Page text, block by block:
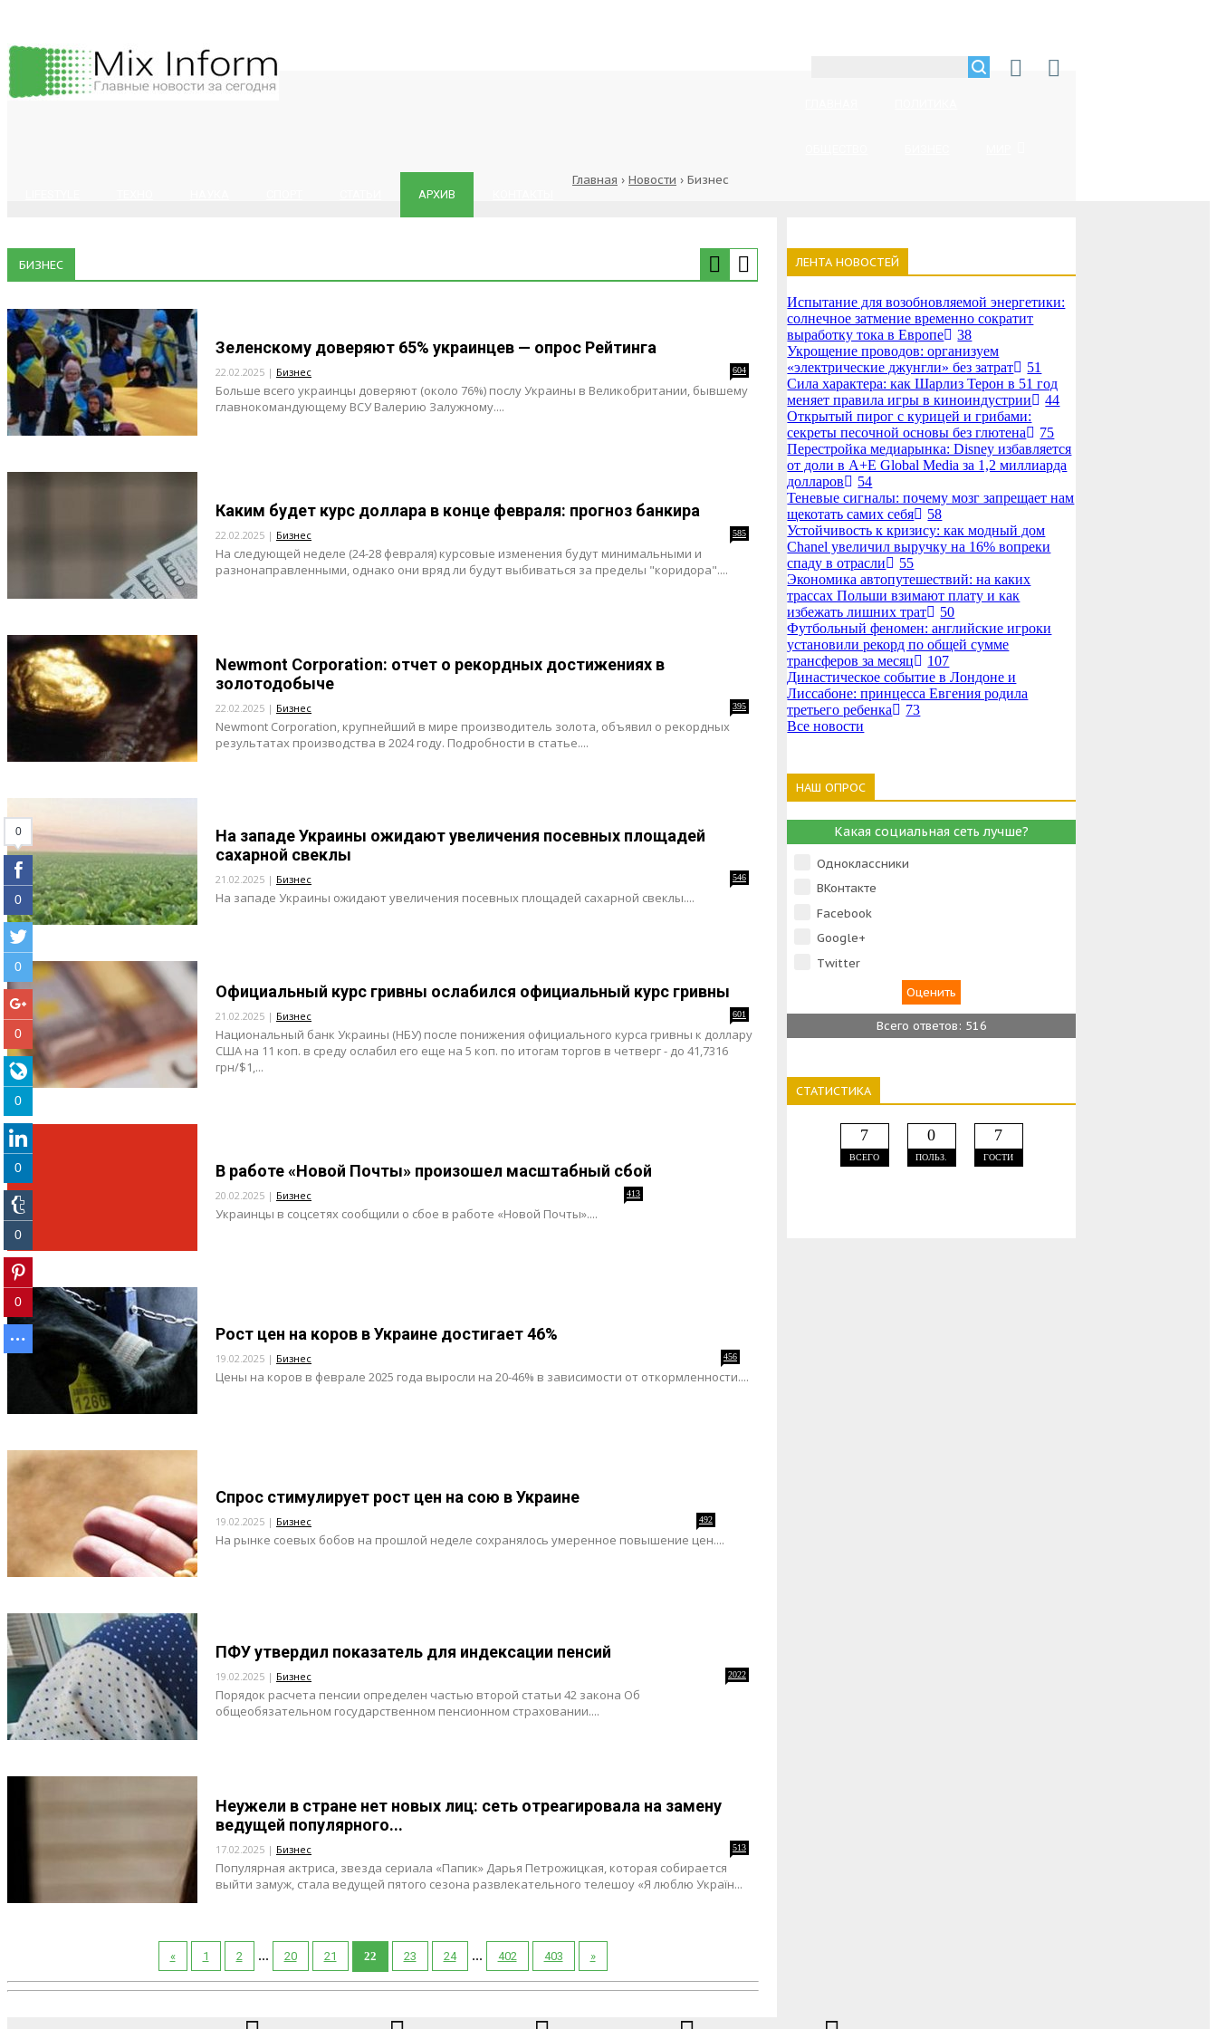
АРХИВ
Главная › Новости › Бизнес
БИЗНЕС
Зеленскому доверяют 65% украинцев — опрос Рейтинга
22.02.2025 | Бизнес 604
Больше всего украинцы доверяют (около 76%) послу Украины в Великобритании, бывшему
главнокомандующему ВСУ Валерию Залужному....
Каким будет курс доллара в конце февраля: прогноз банкира
22.02.2025 | Бизнес 585
На следующей неделе (24-28 февраля) курсовые изменения будут минимальными и
разнонаправленными, однако они вряд ли будут выбиваться за пределы "коридора"....
Newmont Corporation: отчет о рекордных достижениях в
золотодобыче
22.02.2025 | Бизнес 395
Newmont Corporation, крупнейший в мире производитель золота, объявил о рекордных
результатах производства в 2024 году. Подробности в статье....
На западе Украины ожидают увеличения посевных площадей
сахарной свеклы
21.02.2025 | Бизнес 546
На западе Украины ожидают увеличения посевных площадей сахарной свеклы....
Официальный курс гривны ослабился официальный курс гривны
21.02.2025 | Бизнес 601
Национальный банк Украины (НБУ) после понижения официального курса гривны к доллару
США на 11 коп. в среду ослабил его еще на 5 коп. по итогам торгов в четверг - до 41,7316
грн/$1,...
В работе «Новой Почты» произошел масштабный сбой
20.02.2025 | Бизнес 413
Украинцы в соцсетях сообщили о сбое в работе «Новой Почты»....
Рост цен на коров в Украине достигает 46%
19.02.2025 | Бизнес 456
Цены на коров в феврале 2025 года выросли на 20-46% в зависимости от откормленности....
Спрос стимулирует рост цен на сою в Украине
19.02.2025 | Бизнес 492
На рынке соевых бобов на прошлой неделе сохранялось умеренное повышение цен....
ПФУ утвердил показатель для индексации пенсий
19.02.2025 | Бизнес 2022
Порядок расчета пенсии определен частью второй статьи 42 закона Об
общеобязательном государственном пенсионном страховании....
Неужели в стране нет новых лиц: сеть отреагировала на замену
ведущей популярного...
17.02.2025 | Бизнес 513
Популярная актриса, звезда сериала «Папик» Дарья Петрожицкая, которая собирается
выйти замуж, стала ведущей пятого сезона развлекательного телешоу «Я люблю Україн...
« 1 2 ... 20 21 22 23 24 ... 402 403 »
ЛЕНТА НОВОСТЕЙ
Испытание для возобновляемой энергетики:
солнечное затмение временно сократит
выработку тока в Европе
38
Укрощение проводов: организуем
«электрические джунгли» без затрат
51
Сила характера: как Шарлиз Терон в 51 год
меняет правила игры в киноиндустрии
44
Открытый пирог с курицей и грибами:
секреты песочной основы без глютена
75
Перестройка медиарынка: Disney избавляется
от доли в A+E Global Media за 1,2 миллиарда
долларов
54
Теневые сигналы: почему мозг запрещает нам
щекотать самих себя
58
Устойчивость к кризису: как модный дом
Chanel увеличил выручку на 16% вопреки
спаду в отрасли
55
Экономика автопутешествий: на каких
трассах Польши взимают плату и как
избежать лишних трат
50
Футбольный феномен: английские игроки
установили рекорд по общей сумме
трансферов за месяц
107
Династическое событие в Лондоне и
Лиссабоне: принцесса Евгения родила
третьего ребенка
73
Все новости
НАШ ОПРОС
Какая социальная сеть лучше?
Одноклассники
ВКонтакте
Facebook
Google+
Тwitter
Всего ответов: 516
СТАТИСТИКА
7
ВСЕГО
0
ПОЛЬЗ.
7
ГОСТИ
0
0
0
0
0
0
0
0